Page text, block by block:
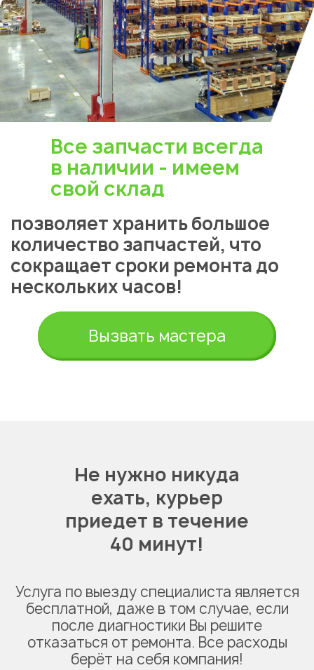
Все запчасти всегда
в наличии - имеем
свой склад
позволяет хранить большое
количество запчастей, что
сокращает сроки ремонта до
нескольких часов!
Вызвать мастера
Не нужно никуда
ехать, курьер
приедет в течение
40 минут!
Услуга по выезду специалиста является
бесплатной, даже в том случае, если
после диагностики Вы решите
отказаться от ремонта. Все расходы
берёт на себя компания!